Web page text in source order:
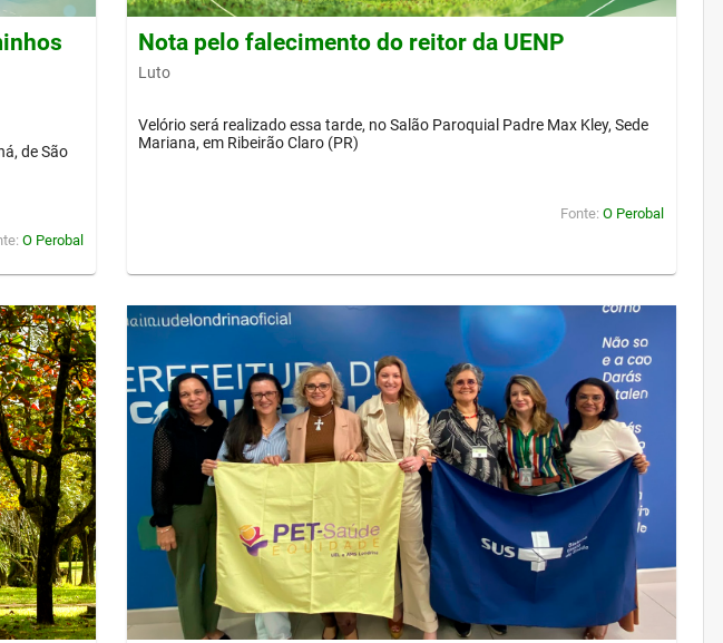
de São
O Perobal
Nota pelo falecimento do reitor da UENP
Luto
Velório será realizado essa tarde, no Salão Paroquial Padre Max Kley, Sede
Mariana, em Ribeirão Claro (PR)
Fonte: O Perobal